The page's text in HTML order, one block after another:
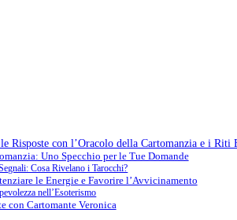
Risposte con l’Oracolo della Cartomanzia e i Riti
Uno Specchio per le Tue Domande
Cosa Rivelano i Tarocchi?
le Energie e Favorire l’Avvicinamento
nell’Esoterismo
con Cartomante Veronica